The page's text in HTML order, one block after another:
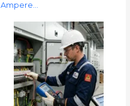
Ampere…